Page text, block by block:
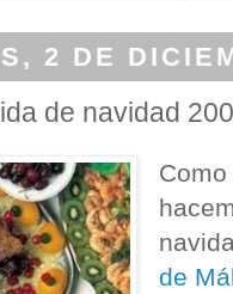
2 DE
de navidad
de